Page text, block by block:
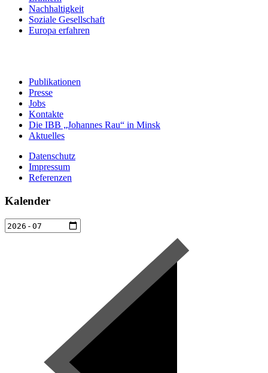
Nachhaltigkeit
Soziale Gesellschaft
Europa erfahren
Publikationen
Presse
Jobs
Kontakte
Die IBB „Johannes Rau“ in Minsk
Aktuelles
Datenschutz
Impressum
Referenzen
Kalender